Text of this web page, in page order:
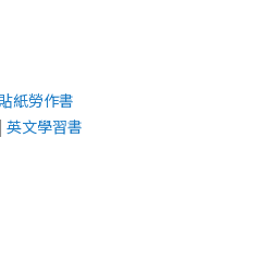
貼紙勞作書
| 英文學習書